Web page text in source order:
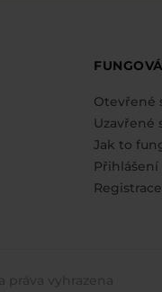
Otevřené
Uzavřené
Jak to
Přihlášení
Registrace